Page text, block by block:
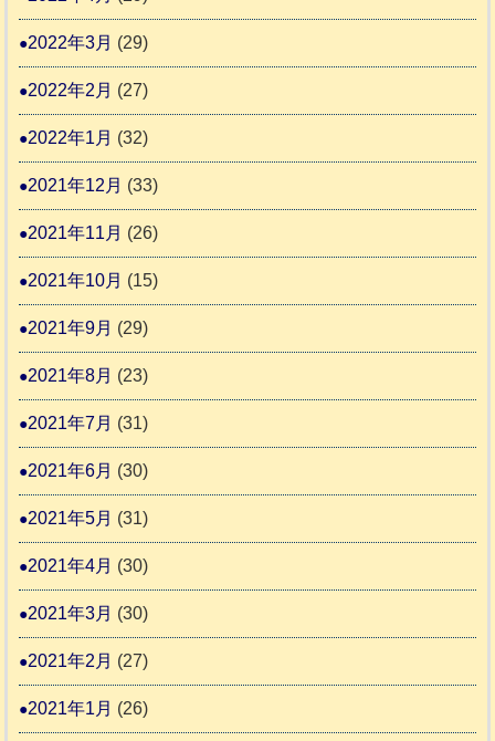
2022年3月 (29)
2022年2月 (27)
2022年1月 (32)
2021年12月 (33)
2021年11月 (26)
2021年10月 (15)
2021年9月 (29)
2021年8月 (23)
2021年7月 (31)
2021年6月 (30)
2021年5月 (31)
2021年4月 (30)
2021年3月 (30)
2021年2月 (27)
2021年1月 (26)